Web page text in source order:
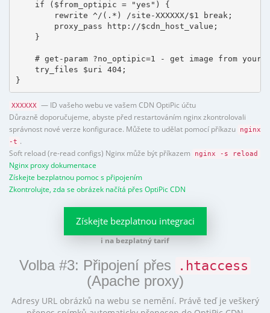
    if ($from_optipic = "yes") {
        rewrite ^/(.*) /site-XXXXXX/$1 break;
        proxy_pass http://$cdn_host_value;
    }
# get-param ?no_optipic=1 - get image from your
    try_files $uri 404;
}
XXXXXX
— ID vašeho webu ve vašem CDN OptiPic účtu
Důrazně doporučujeme, abyste před restartováním nginx zkontrolovali
správnost nové verze konfigurace. Můžete to udělat pomocí příkazu
nginx
-t .
Soft reload (re-read configs) Nginx může být příkazem
nginx -s reload
Nginx proxy dokumentace
Získejte bezplatnou pomoc s připojením
Zkontrolujte, zda se obrázek načítá přes OptiPic CDN
Získejte bezplatnou integraci
i na bezplatný tarif
Volba #3: Připojení přes .htaccess
(Apache proxy)
Adresy URL obrázků na webu se nemění. Právě teď je veškerý